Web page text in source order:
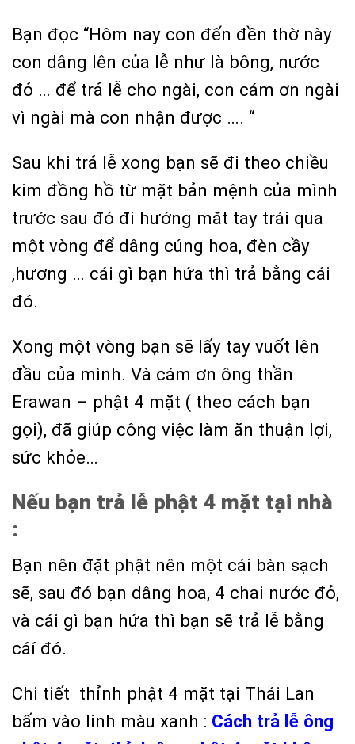
Bạn đọc “Hôm nay con đến đền thờ này
con dâng lên của lễ như là bông, nước
đỏ … để trả lễ cho ngài, con cám ơn ngài
vì ngài mà con nhận được …. “
Sau khi trả lễ xong bạn sẽ đi theo chiều
kim đồng hồ từ mặt bản mệnh của mình
trước sau đó đi hướng măt tay trái qua
một vòng để dâng cúng hoa, đèn cầy
,hương … cái gì bạn hứa thì trả bằng cái
đó.
Xong một vòng bạn sẽ lấy tay vuốt lên
đầu của mình. Và cám ơn ông thần
Erawan – phật 4 mặt ( theo cách bạn
gọi), đã giúp công việc làm ăn thuận lợi,
sức khỏe…
Nếu bạn trả lễ phật 4 mặt tại nhà
:
Bạn nên đặt phật nên một cái bàn sạch
sẽ, sau đó bạn dâng hoa, 4 chai nước đỏ,
và cái gì bạn hứa thì bạn sẽ trả lễ bằng
cáí đó.
Chi tiết thỉnh phật 4 mặt tại Thái Lan
bấm vào linh màu xanh : Cách trả lễ ông